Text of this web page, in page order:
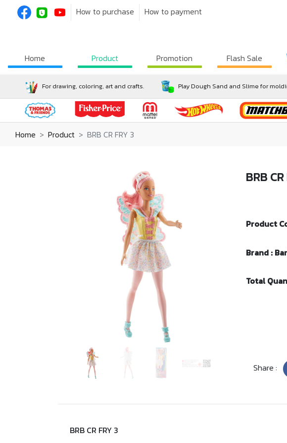
How to purchase How to payment
Home Product Promotion Flash Sale
For drawing, coloring, art and crafts. Play Dough Sand and Slime for
Home Product BRB CR FRY 3
BRB
Product
Brand :
Total
Share :
BRB CR FRY 3